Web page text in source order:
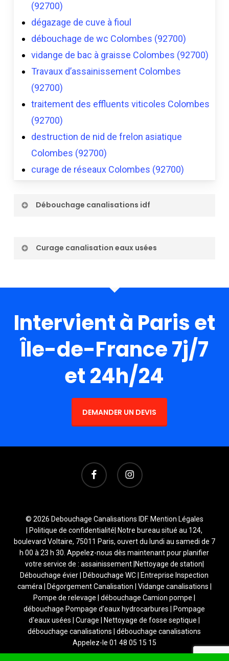
(92700)
dégazage de cuve à fioul
débouchage de wc Colombes (92700)
vidange de bac à graisse Colombes (92700)
Travaux d’assainissement Colombes
(92700)
traitement des effluents viticoles Colombes
(92700)
destruction de nid de frelon asiatique
Colombes (92700)
curage de réseaux Colombes (92700)
Débouchage canalisations idf
Curage canalisation eaux usées
Intervient à Paris et
Île-de-France 7j/7
et 24h/24
DEMANDER UN DEVIS
facebook instagram
© 2026 Debouchage Canalisations IDF. Mention Légales
Politique de confidentialité | Notre bureau situé au 124,
boulevard Voltaire, 75011 Paris, ouvert du lundi au samedi de 7
h 00 à 23 h 30. Appelez-nous dès maintenant pour planifier
votre service de : assainissement |Nettoyage de station|
Débouchage évier | Débouchage WC | Entreprise Inspection
caméra | Dégorgement Canalisation | Vidange canalisations |
Pompe de relevage | débouchage Camion pompe |
débouchage Pompage d'eaux hydrocarbures | Pompage
d'eaux usées | Curage | Nettoyage de fosse septique |
débouchage canalisations | débouchage canalisations
Appelez-le 01 48 05 15 15